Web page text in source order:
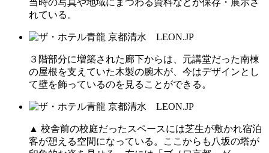
れている。
３階部分に増築された廊下からは、元講堂だった南棟
の屋根を支えていた木製の腕木が、今はデザインとし
て壁を飾っているのを見ることができる。
▲ 校舎前の校庭だったスペースには芝生が敷かれ宿泊
客が憩える空間になっている。ここからも八坂の塔が